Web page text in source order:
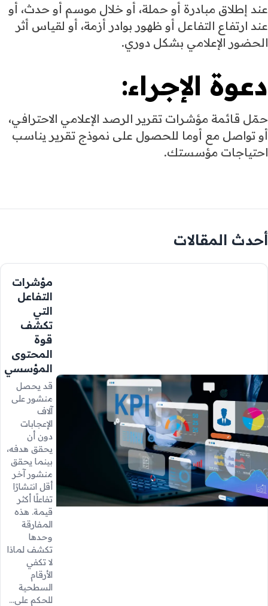
عند إطلاق مبادرة أو حملة، أو خلال موسم أو حدث، أو
عند ارتفاع التفاعل أو ظهور بوادر أزمة، أو لقياس أثر
الحضور الإعلامي بشكل دوري.
دعوة الإجراء:
حمّل قائمة مؤشرات تقرير الرصد الإعلامي الاحترافي،
أو تواصل مع أوما للحصول على نموذج تقرير يناسب
احتياجات مؤسستك.
أحدث المقالات
مؤشرات
التفاعل
التي
تكشف
قوة
المحتوى
المؤسسي
قد يحصل
منشور على
آلاف
الإعجابات
دون أن
يحقق هدفه،
بينما يحقق
منشور آخر
أقل انتشارًا
تفاعلًا أكثر
قيمة. هذه
المفارقة
وحدها
تكشف لماذا
لا تكفي
الأرقام
السطحية
للحكم على…